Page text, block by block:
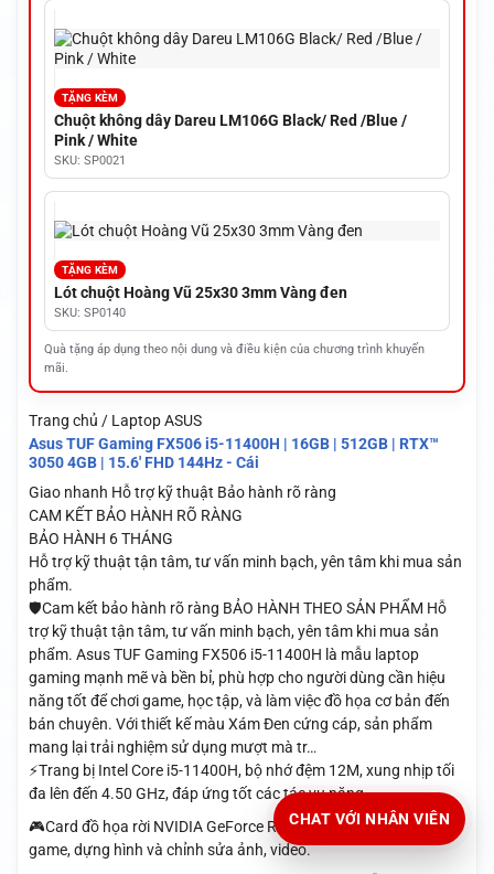
TẶNG KÈM
Chuột không dây Dareu LM106G Black/ Red /Blue /
Pink / White
SKU: SP0021
TẶNG KÈM
Lót chuột Hoàng Vũ 25x30 3mm Vàng đen
SKU: SP0140
Quà tặng áp dụng theo nội dung và điều kiện của chương trình khuyến
mãi.
Trang chủ / Laptop ASUS
Asus TUF Gaming FX506 i5-11400H | 16GB | 512GB | RTX™
3050 4GB | 15.6′ FHD 144Hz - Cái
Giao nhanh Hỗ trợ kỹ thuật Bảo hành rõ ràng
CAM KẾT BẢO HÀNH RÕ RÀNG
BẢO HÀNH 6 THÁNG
Hỗ trợ kỹ thuật tận tâm, tư vấn minh bạch, yên tâm khi mua sản
phẩm.
🛡️Cam kết bảo hành rõ ràng BẢO HÀNH THEO SẢN PHẨM Hỗ
trợ kỹ thuật tận tâm, tư vấn minh bạch, yên tâm khi mua sản
phẩm. Asus TUF Gaming FX506 i5-11400H là mẫu laptop
gaming mạnh mẽ và bền bỉ, phù hợp cho người dùng cần hiệu
năng tốt để chơi game, học tập, và làm việc đồ họa cơ bản đến
bán chuyên. Với thiết kế màu Xám Đen cứng cáp, sản phẩm
mang lại trải nghiệm sử dụng mượt mà tr…
⚡Trang bị Intel Core i5-11400H, bộ nhớ đệm 12M, xung nhịp tối
đa lên đến 4.50 GHz, đáp ứng tốt các tác vụ nặng.
🎮Card đồ họa rời NVIDIA GeForce RTX 3050 4GB hỗ trợ chơi
game, dựng hình và chỉnh sửa ảnh, video.
CHAT VỚI NHÂN VIÊN